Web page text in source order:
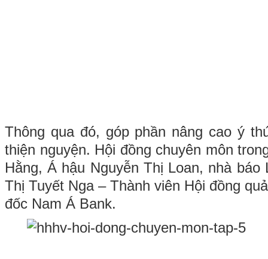
Thông qua đó, góp phần nâng cao ý
thiện nguyện. Hội đồng chuyên môn
Hằng, Á hậu Nguyễn Thị Loan, nhà
Thị Tuyết Nga – Thành viên Hội đồng
đốc Nam Á Bank.